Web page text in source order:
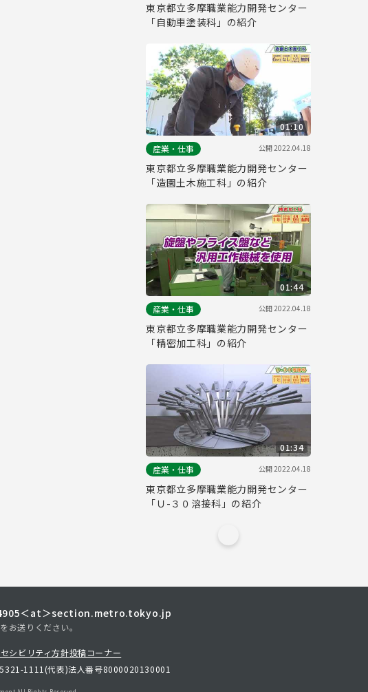
東京都立多摩職業能力開発センター
「自動車塗装科」の紹介
01:10
産業・仕事
公開2022.04.18
東京都立多摩職業能力開発センター
「造園土木施工科」の紹介
01:44
産業・仕事
公開2022.04.18
東京都立多摩職業能力開発センター
「精密加工科」の紹介
01:34
産業・仕事
公開2022.04.18
東京都立多摩職業能力開発センター
「Ｕ-３０溶接科」の紹介
＜at＞section.metro.tokyo.jp
お送りください。
シビリティ方針投稿コーナー
1111(代表)法人番号8000020130001